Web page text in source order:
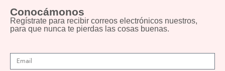
Conocámonos
Regístrate para recibir correos electrónicos nuestros,
para que nunca te pierdas las cosas buenas.